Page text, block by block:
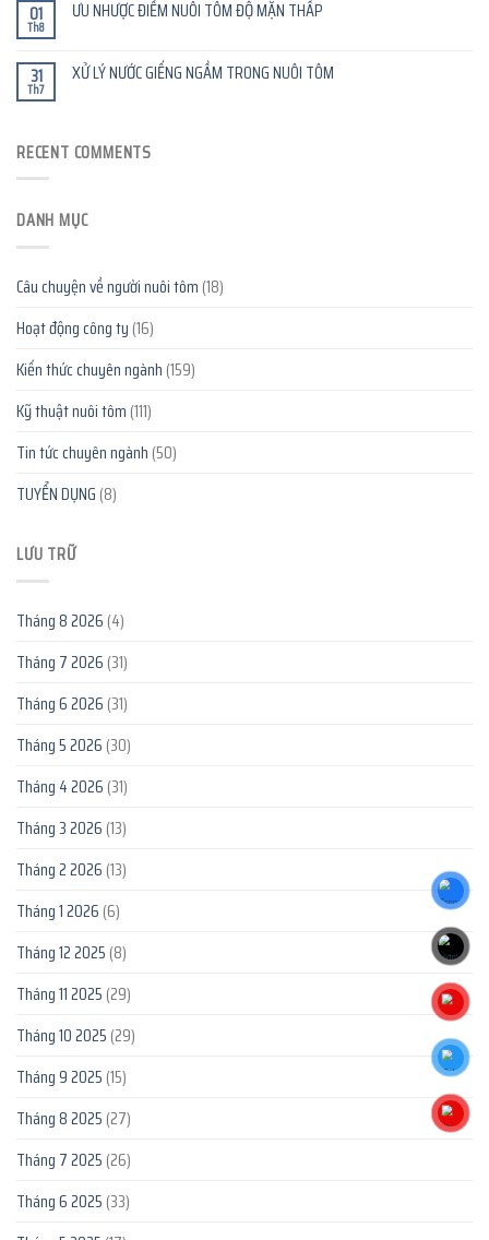
01
Th8
ƯU NHƯỢC ĐIỂM NUÔI TÔM ĐỘ MẶN THẤP
31
Th7
XỬ LÝ NƯỚC GIẾNG NGẦM TRONG NUÔI TÔM
RECENT COMMENTS
DANH MỤC
Câu chuyện về người nuôi tôm (18)
Hoạt động công ty (16)
Kiến thức chuyên ngành (159)
Kỹ thuật nuôi tôm (111)
Tin tức chuyên ngành (50)
TUYỂN DỤNG (8)
LƯU TRỮ
Tháng 8 2026 (4)
Tháng 7 2026 (31)
Tháng 6 2026 (31)
Tháng 5 2026 (30)
Tháng 4 2026 (31)
Tháng 3 2026 (13)
Tháng 2 2026 (13)
Tháng 1 2026 (6)
Tháng 12 2025 (8)
Tháng 11 2025 (29)
Tháng 10 2025 (29)
Tháng 9 2025 (15)
Tháng 8 2025 (27)
Tháng 7 2025 (26)
Tháng 6 2025 (33)